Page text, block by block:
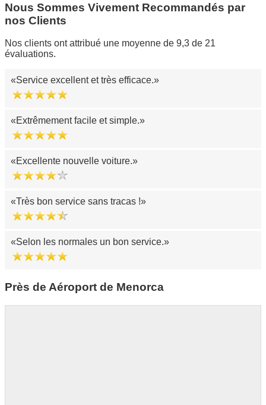
Nous Sommes Vivement Recommandés par
nos Clients
Nos clients ont attribué une moyenne de 9,3 de 21
évaluations.
Service excellent et très efficace.
Extrêmement facile et simple.
Excellente nouvelle voiture.
Très bon service sans tracas !
Selon les normales un bon service.
Près de Aéroport de Menorca